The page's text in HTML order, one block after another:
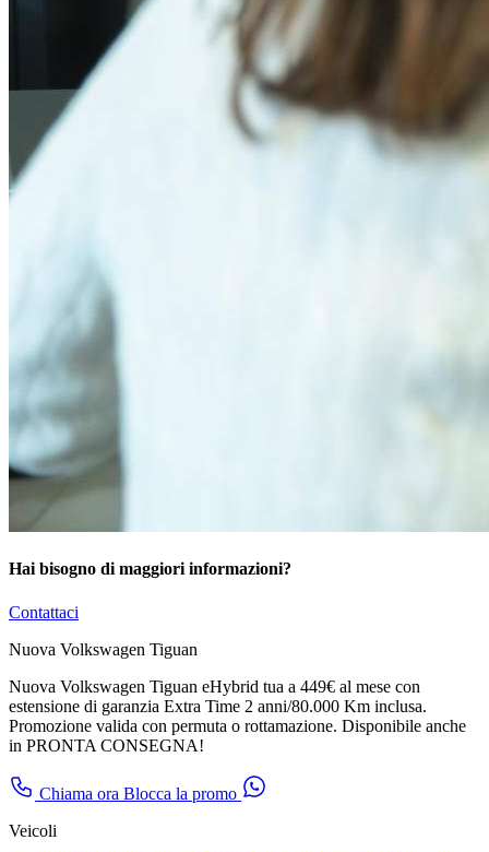
Hai bisogno di maggiori informazioni?
Contattaci
Nuova Volkswagen Tiguan
Nuova Volkswagen Tiguan eHybrid tua a 449€ al mese con
estensione di garanzia Extra Time 2 anni/80.000 Km inclusa.
Promozione valida con permuta o rottamazione. Disponibile anche
in PRONTA CONSEGNA!
Chiama ora Blocca la promo
Veicoli